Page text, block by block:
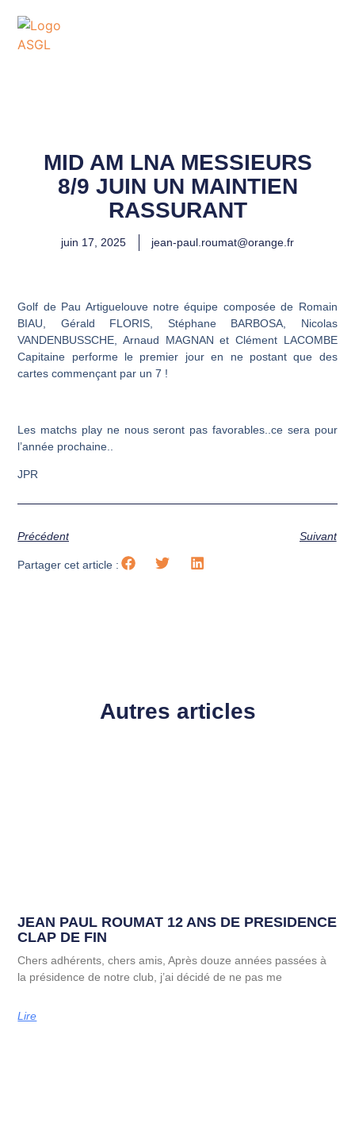
MID AM LNA MESSIEURS
8/9 JUIN UN MAINTIEN
RASSURANT
juin 17, 2025 jean-paul.roumat@orange.fr
Golf de Pau Artiguelouve notre équipe composée de Romain
BIAU, Gérald FLORIS, Stéphane BARBOSA, Nicolas
VANDENBUSSCHE, Arnaud MAGNAN et Clément LACOMBE
Capitaine performe le premier jour en ne postant que des
cartes commençant par un 7 !
Les matchs play ne nous seront pas favorables..ce sera pour
l’année prochaine..
JPR
Précédent Suivant
Partager cet article :
Autres articles
JEAN PAUL ROUMAT 12 ANS DE PRESIDENCE
CLAP DE FIN
Chers adhérents, chers amis, Après douze années passées à
la présidence de notre club, j’ai décidé de ne pas me
Lire